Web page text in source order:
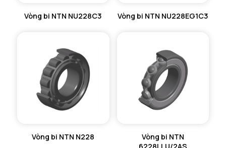
Vòng bi NTN NU228C3 Vòng bi NTN NU228EG1C3
Vòng bi NTN N228
Vòng bi NTN